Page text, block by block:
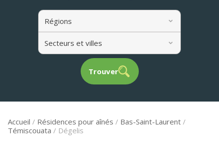
Régions
Secteurs et villes
Trouver
Accueil / Résidences pour aînés / Bas-Saint-Laurent /
Témiscouata / Dégelis